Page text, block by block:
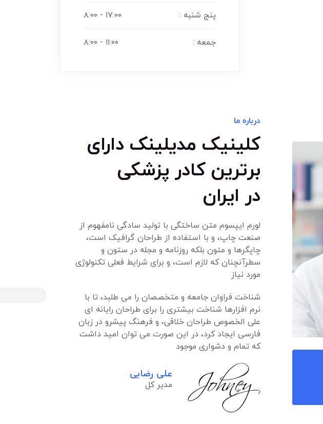
پنج شنبه : ۱۷:۰۰ - ۸:۰۰
جمعه : ۱۱:۰۰ - ۸:۰۰
درباره ما
کلینیک مدیلینک دارای
برترین کادر پزشکی
در ایران
لورم ایپسوم متن ساختگی با تولید سادگی نامفهوم از
صنعت چاپ، و با استفاده از طراحان گرافیک است،
چاپگرها و متون بلکه روزنامه و مجله در ستون و
سطرآنچنان که لازم است، و برای شرایط فعلی تکنولوژی
مورد نیاز
شناخت فراوان جامعه و متخصصان را می طلبد، تا با
نرم افزارها شناخت بیشتری را برای طراحان رایانه ای
علی الخصوص طراحان خلاقی، و فرهنگ پیشرو در زبان
فارسی ایجاد کرد، در این صورت می توان امید داشت
که تمام و دشواری موجود
علی رضایی
مدیر کل